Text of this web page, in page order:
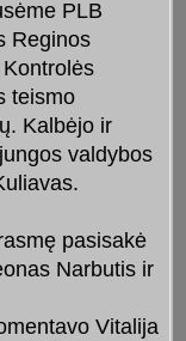
PLB
Reginos
teismo
Kalbėjo ir
valdybos
pasisakė
Narbutis ir
Vitalija